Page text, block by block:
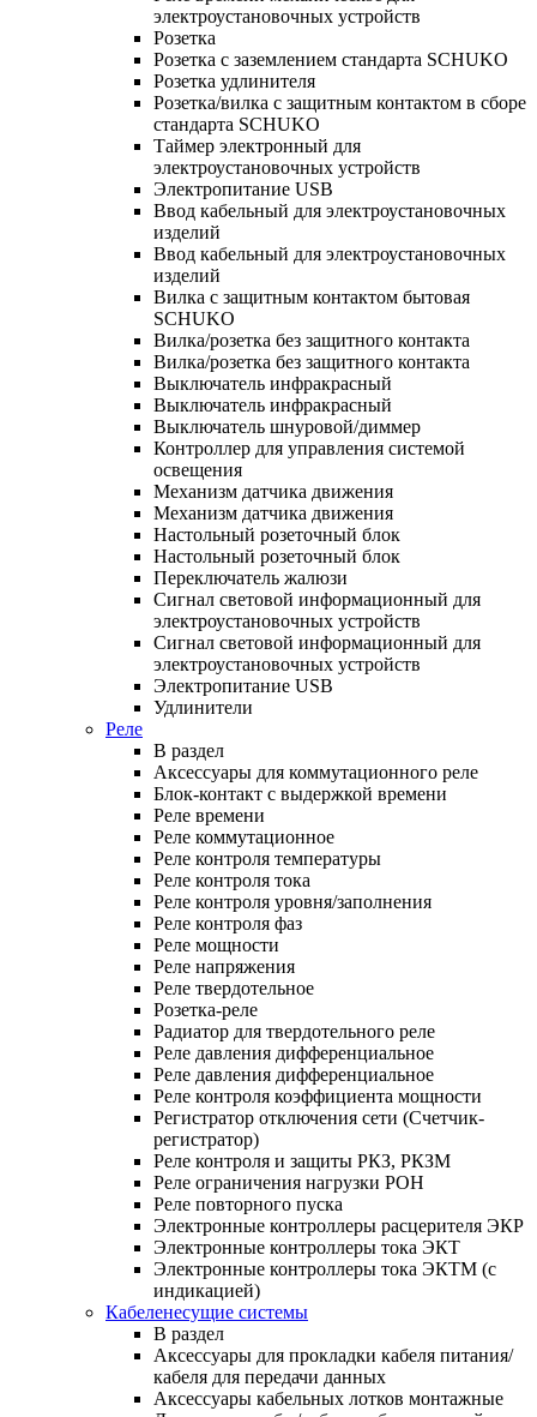
электроустановочных устройств
Розетка
Розетка с заземлением стандарта SCHUKO
Розетка удлинителя
Розетка/вилка с защитным контактом в сборе
стандарта SCHUKO
Таймер электронный для
электроустановочных устройств
Электропитание USB
Ввод кабельный для электроустановочных
изделий
Ввод кабельный для электроустановочных
изделий
Вилка с защитным контактом бытовая
SCHUKO
Вилка/розетка без защитного контакта
Вилка/розетка без защитного контакта
Выключатель инфракрасный
Выключатель инфракрасный
Выключатель шнуровой/диммер
Контроллер для управления системой
освещения
Механизм датчика движения
Механизм датчика движения
Настольный розеточный блок
Настольный розеточный блок
Переключатель жалюзи
Сигнал световой информационный для
электроустановочных устройств
Сигнал световой информационный для
электроустановочных устройств
Электропитание USB
Удлинители
Реле
В раздел
Аксессуары для коммутационного реле
Блок-контакт с выдержкой времени
Реле времени
Реле коммутационное
Реле контроля температуры
Реле контроля тока
Реле контроля уровня/заполнения
Реле контроля фаз
Реле мощности
Реле напряжения
Реле твердотельное
Розетка-реле
Радиатор для твердотельного реле
Реле давления дифференциальное
Реле давления дифференциальное
Реле контроля коэффициента мощности
Регистратор отключения сети (Счетчик-
регистратор)
Реле контроля и защиты РКЗ, РКЗМ
Реле ограничения нагрузки РОН
Реле повторного пуска
Электронные контроллеры расцерителя ЭКР
Электронные контроллеры тока ЭКТ
Электронные контроллеры тока ЭКТМ (с
индикацией)
Кабеленесущие системы
В раздел
Аксессуары для прокладки кабеля питания/
кабеля для передачи данных
Аксессуары кабельных лотков монтажные